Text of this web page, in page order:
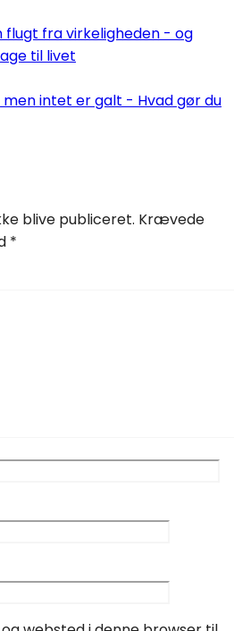
fra virkeligheden - og
til livet
intet er galt - Hvad gør du
blive publiceret. Krævede
*